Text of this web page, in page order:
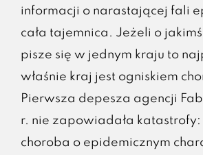
informacji o narastającej fali
cała tajemnica. Jeżeli o
pisze się w jednym kraju to
właśnie kraj jest ogniskiem
Pierwsza depesza agencji
r. nie zapowiadała katastrofy:
choroba o epidemicznym